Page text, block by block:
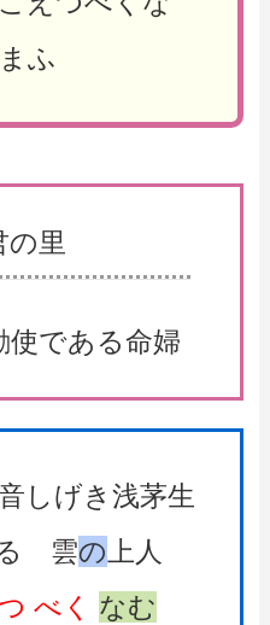
ふ
の里
使である命婦
しげき浅茅生
雲の上人
つ べく
なむ